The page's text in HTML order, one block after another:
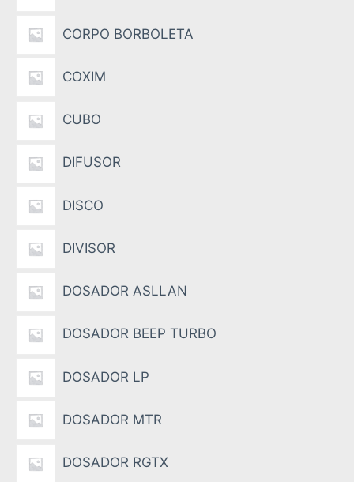
CORPO BORBOLETA
COXIM
CUBO
DIFUSOR
DISCO
DIVISOR
DOSADOR ASLLAN
DOSADOR BEEP TURBO
DOSADOR LP
DOSADOR MTR
DOSADOR RGTX